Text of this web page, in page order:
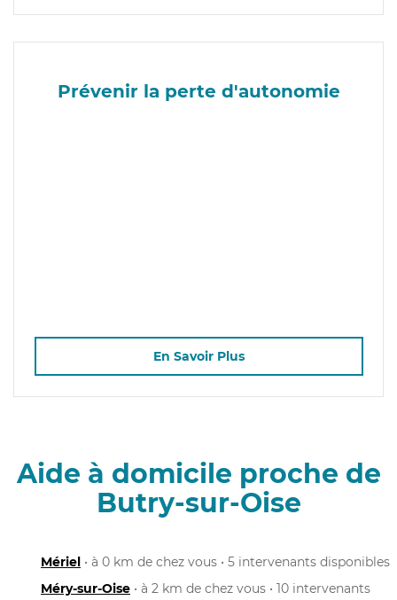
Prévenir la perte d'autonomie
En Savoir Plus
Aide à domicile proche de
Butry-sur-Oise
Mériel • à 0 km de chez vous • 5 intervenants disponibles
Méry-sur-Oise • à 2 km de chez vous • 10 intervenants